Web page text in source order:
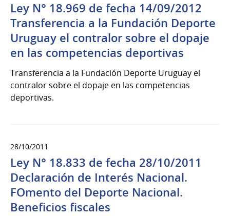
Ley N° 18.969 de fecha 14/09/2012
Transferencia a la Fundación Deporte
Uruguay el contralor sobre el dopaje
en las competencias deportivas
Transferencia a la Fundación Deporte Uruguay el
contralor sobre el dopaje en las competencias
deportivas.
28/10/2011
Ley N° 18.833 de fecha 28/10/2011
Declaración de Interés Nacional.
FOmento del Deporte Nacional.
Beneficios fiscales